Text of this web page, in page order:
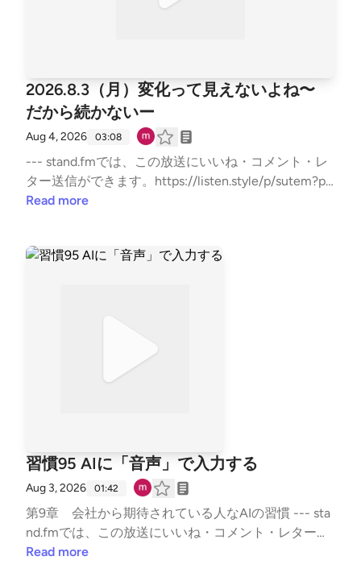
2026.8.3（月）変化って見えないよね〜
だから続かないー
Aug 4, 2026 03:08
--- stand.fmでは、この放送にいいね・コメント・レ
ター送信ができます。https://listen.style/p/sutem?pa
r8V21j https://stand.fm/channels/67b5e9879dcfb503
Read more
習慣95 AIに「音声」で入力する
Aug 3, 2026 01:42
第9章 会社から期待されている人なAIの習慣 --- sta
nd.fmでは、この放送にいいね・コメント・レター送
信ができます。https://listen.style/p/sutem?par8V21j
Read more